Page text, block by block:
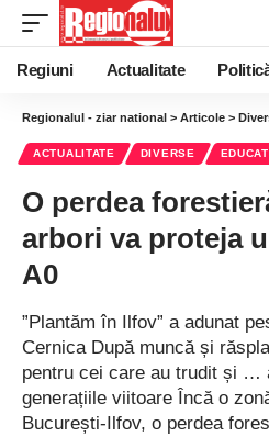
Regiuni Actualitate
Regionalul - ziar national > Articole >
ACTUALITATE DIVERSE
O perdea
arbori va proteja
A0
”Plantăm în Ilfov” a adunat
Cernica După muncă și
pentru cei care au trudit și …
generațiile viitoare Încă o
București-Ilfov, o perdea